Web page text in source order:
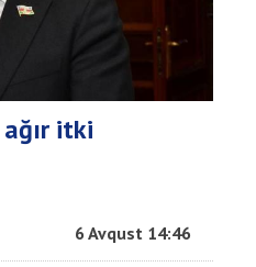
itki
6 Avqust 14:46